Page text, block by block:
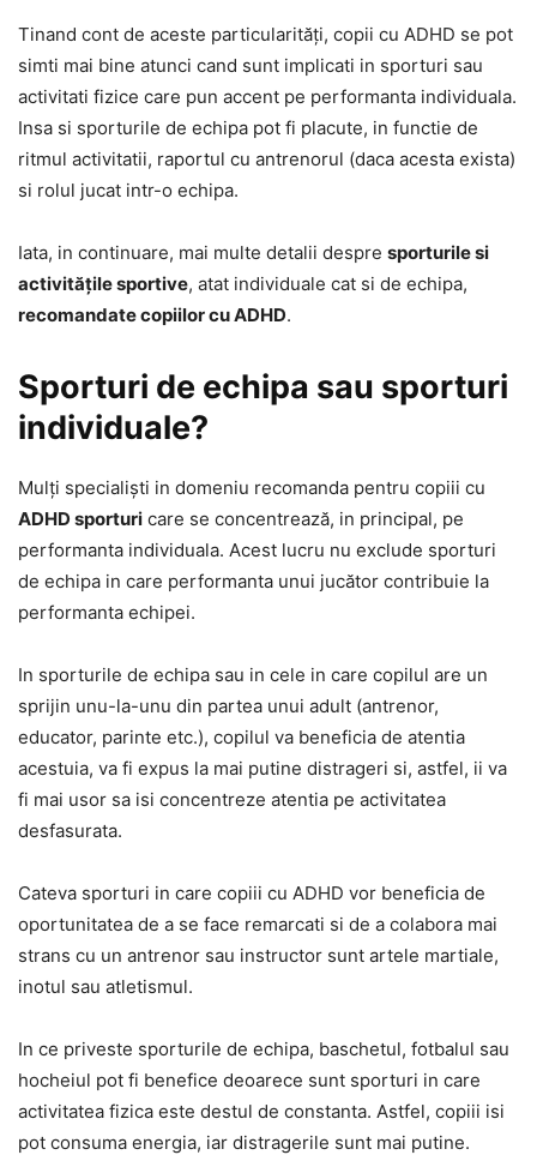
Tinand cont de aceste particularități, copii cu ADHD se pot
simti mai bine atunci cand sunt implicati in sporturi sau
activitati fizice care pun accent pe performanta individuala.
Insa si sporturile de echipa pot fi placute, in functie de
ritmul activitatii, raportul cu antrenorul (daca acesta exista)
si rolul jucat intr-o echipa.
Iata, in continuare, mai multe detalii despre sporturile si
activitățile sportive, atat individuale cat si de echipa,
recomandate copiilor cu ADHD.
Sporturi de echipa sau sporturi
individuale?
Mulți specialiști in domeniu recomanda pentru copiii cu
ADHD sporturi care se concentrează, in principal, pe
performanta individuala. Acest lucru nu exclude sporturi
de echipa in care performanta unui jucător contribuie la
performanta echipei.
In sporturile de echipa sau in cele in care copilul are un
sprijin unu-la-unu din partea unui adult (antrenor,
educator, parinte etc.), copilul va beneficia de atentia
acestuia, va fi expus la mai putine distrageri si, astfel, ii va
fi mai usor sa isi concentreze atentia pe activitatea
desfasurata.
Cateva sporturi in care copiii cu ADHD vor beneficia de
oportunitatea de a se face remarcati si de a colabora mai
strans cu un antrenor sau instructor sunt artele martiale,
inotul sau atletismul.
In ce priveste sporturile de echipa, baschetul, fotbalul sau
hocheiul pot fi benefice deoarece sunt sporturi in care
activitatea fizica este destul de constanta. Astfel, copiii isi
pot consuma energia, iar distragerile sunt mai putine.